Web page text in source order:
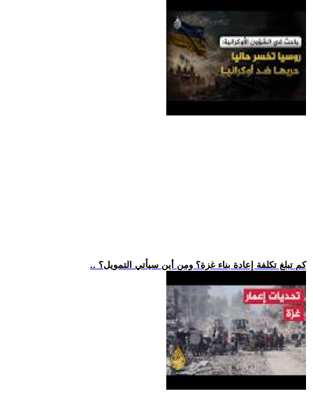
.. كم تبلغ تكلفة إعادة بناء غزة؟ ومن أين سيأتي التمويل؟